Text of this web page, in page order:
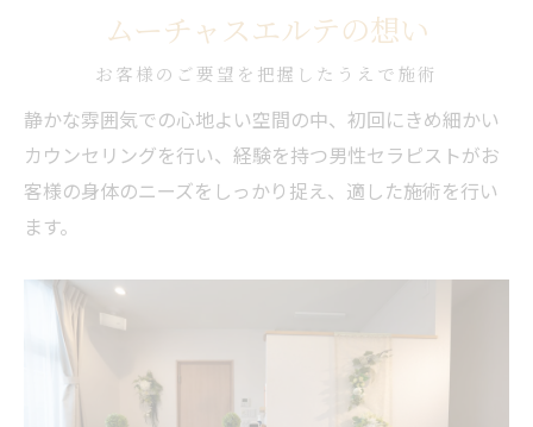
ムーチャスエルテの想い
お客様のご要望を把握したうえで施術
静かな雰囲気での心地よい空間の中、初回にきめ細かい
カウンセリングを行い、経験を持つ男性セラピストがお
客様の身体のニーズをしっかり捉え、適した施術を行い
ます。